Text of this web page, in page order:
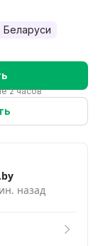
2 часов
назад